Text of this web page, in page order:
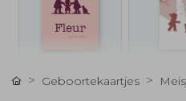
Geboortekaartjes